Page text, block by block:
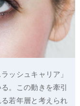
ッシュキャリア」
。この動きを牽引
若年層と考えられ